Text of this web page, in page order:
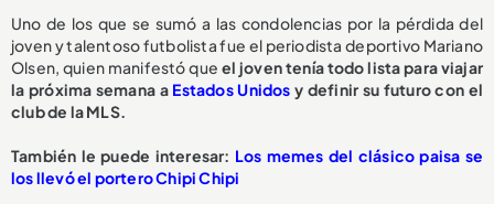
Uno de los que se sumó a las condolencias por la pérdida del
joven y talentoso futbolista fue el periodista deportivo Mariano
Olsen, quien manifestó que el joven tenía todo lista para viajar
la próxima semana a Estados Unidos y definir su futuro con el
club de la MLS.
También le puede interesar: Los memes del clásico paisa se
los llevó el portero Chipi Chipi